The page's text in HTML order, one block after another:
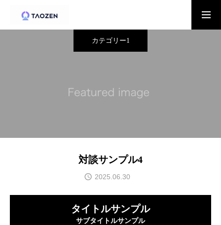
アポイント心理学
カテゴリー1
対談サンプル4
2025.06.30
タイトルサンプル
サブタイトルサンプル